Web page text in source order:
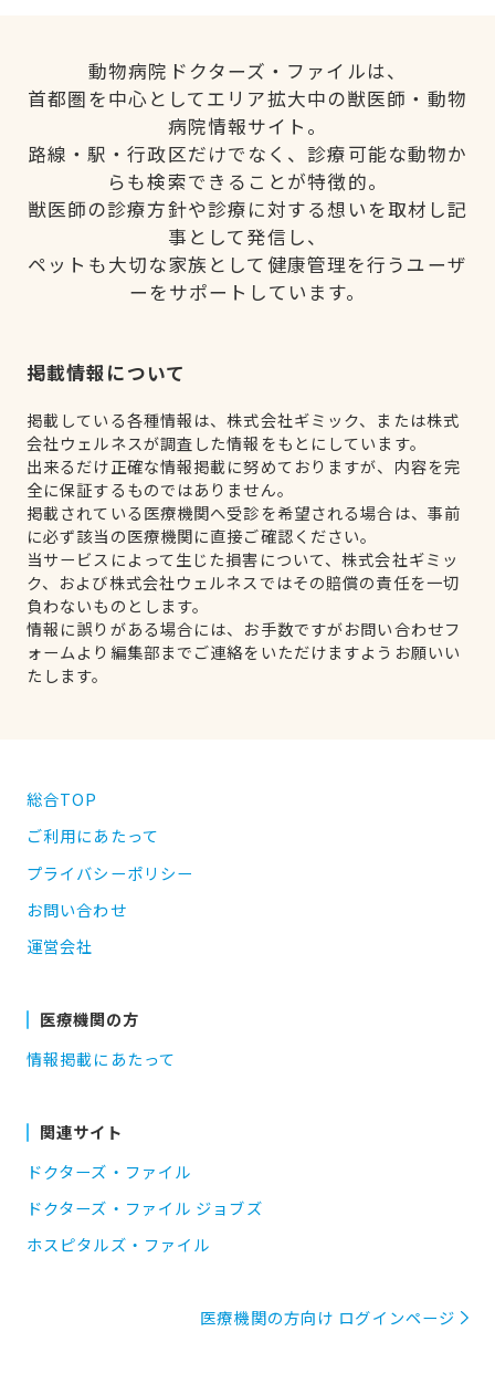
動物病院ドクターズ・ファイルは、
首都圏を中心としてエリア拡大中の獣医師・動物
病院情報サイト。
路線・駅・行政区だけでなく、診療可能な動物か
らも検索できることが特徴的。
獣医師の診療方針や診療に対する想いを取材し記
事として発信し、
ペットも大切な家族として健康管理を行うユーザ
ーをサポートしています。
掲載情報について
掲載している各種情報は、株式会社ギミック、または株式
会社ウェルネスが調査した情報をもとにしています。
出来るだけ正確な情報掲載に努めておりますが、内容を完
全に保証するものではありません。
掲載されている医療機関へ受診を希望される場合は、事前
に必ず該当の医療機関に直接ご確認ください。
当サービスによって生じた損害について、株式会社ギミッ
ク、および株式会社ウェルネスではその賠償の責任を一切
負わないものとします。
情報に誤りがある場合には、お手数ですがお問い合わせフ
ォームより編集部までご連絡をいただけますようお願いい
たします。
総合TOP
ご利用にあたって
プライバシーポリシー
お問い合わせ
運営会社
医療機関の方
情報掲載にあたって
関連サイト
ドクターズ・ファイル
ドクターズ・ファイル ジョブズ
ホスピタルズ・ファイル
医療機関の方向け ログインページ